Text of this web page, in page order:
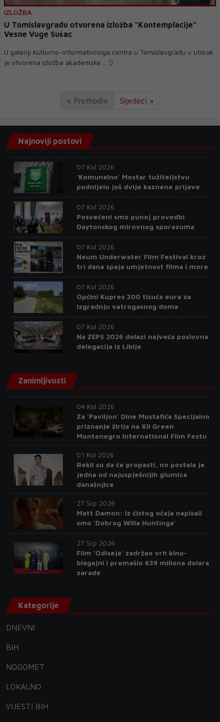
IZLOŽBA
U Tomislavgradu otvorena izložba “Kontemplacije”
Vesne Vuge Sušac
U galeriji Kulturno-informativnoga centra u Tomislavgradu u utorak
je otvorena izložba akademske ...
« Prethodni Sljedeći »
Najnoviji postovi
07 Kol 2026
'Komunalno' Mostar tužiteljstvu
podnijelo još dvije kaznene prijave
07 Kol 2026
Posvećeni smo punoj provedbi
Daytonskog mirovnog sporazuma
07 Kol 2026
Neum Underwater Film Festival kroz
tri dana spaja umjetnost filma i more
07 Kol 2026
Općini Kupres 200 tisuća eura za
izgradnju vatrogasnog doma
07 Kol 2026
Na ZEPS 2026 dolazi najveća poslovna
delegacija iz Libije
Zanimljivosti
04 Kol 2026
Za 'Paviljon' Dine Mustafića Specijalno
priznanje žirija na XII Green
Montenegro International Film Festu
01 Kol 2026
Rekli su da će propasti, no postala je
jedna od najuspješnijih glumica
današnjice
27 Srp 2026
Matt Damon: Iz čistog očaja napisali
smo 'Dobrog Willa Huntinga'
27 Srp 2026
Film 'Odiseja' zadržao vrh kino-
blagajni i premašio 639 miliona dolara
zarade
Kategorije
DNEVNI
BIH
NOGOMET
LOKALNO
VIJESTI BIH